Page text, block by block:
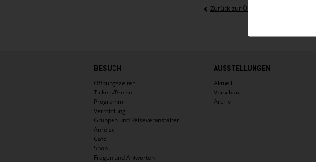
Zurück zur Übersicht
BESUCH
Öffnungszeiten
Tickets/Preise
Programm
Vermittlung
Gruppen und Reiseveranstalter
Anreise
Café
Shop
Fragen und Antworten
AUSSTELLUNGEN
Aktuell
Vorschau
Archiv